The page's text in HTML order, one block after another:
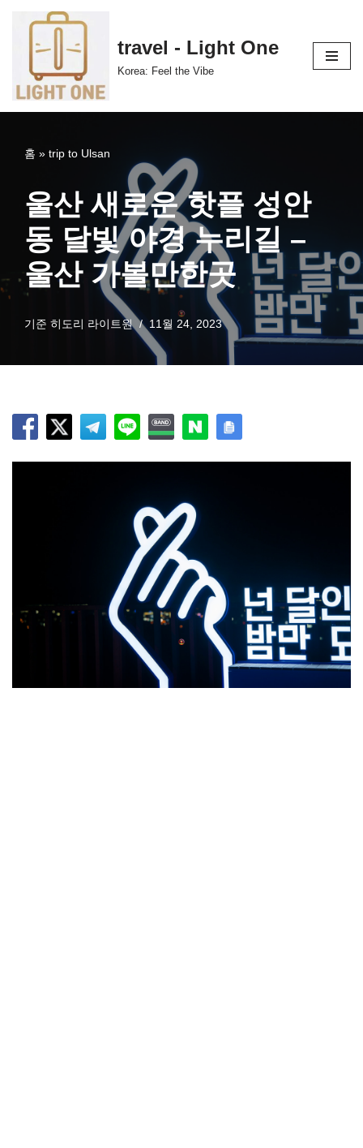
츠
로
travel - Light One
Korea: Feel the Vibe
홈 » trip to Ulsan
울산 새로운 핫플 성안
동 달빛 야경 누리길 –
울산 가볼만한곳
기준 히도리 라이트원 11월 24, 2023